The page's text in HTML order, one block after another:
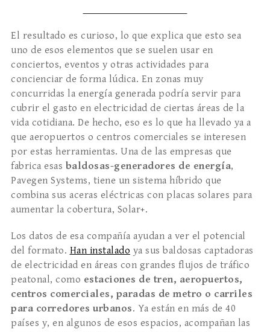
El resultado es curioso, lo que explica que esto sea
uno de esos elementos que se suelen usar en
conciertos, eventos y otras actividades para
concienciar de forma lúdica. En zonas muy
concurridas la energía generada podría servir para
cubrir el gasto en electricidad de ciertas áreas de la
vida cotidiana. De hecho, eso es lo que ha llevado ya a
que aeropuertos o centros comerciales se interesen
por estas herramientas. Una de las empresas que
fabrica esas baldosas-generadores de energía,
Pavegen Systems, tiene un sistema híbrido que
combina sus aceras eléctricas con placas solares para
aumentar la cobertura, Solar+.
Los datos de esa compañía ayudan a ver el potencial
del formato. Han instalado ya sus baldosas captadoras
de electricidad en áreas con grandes flujos de tráfico
peatonal, como estaciones de tren, aeropuertos,
centros comerciales, paradas de metro o carriles
para corredores urbanos. Ya están en más de 40
países y, en algunos de esos espacios, acompañan las